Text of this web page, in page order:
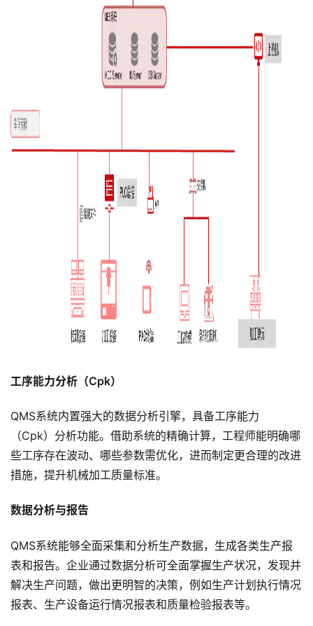
工序能力分析（Cpk）
QMS系统内置强大的数据分析引擎，具备工序能力
（Cpk）分析功能。借助系统的精确计算，工程师能明确哪
些工序存在波动、哪些参数需优化，进而制定更合理的改进
措施，提升机械加工质量标准。
数据分析与报告
QMS系统能够全面采集和分析生产数据，生成各类生产报
表和报告。企业通过数据分析可全面掌握生产状况，发现并
解决生产问题，做出更明智的决策，例如生产计划执行情况
报表、生产设备运行情况报表和质量检验报表等。